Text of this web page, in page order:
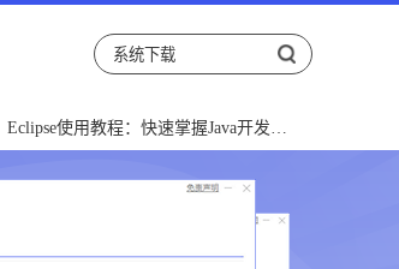
Eclipse使用教程：快速掌握Java开发利
器